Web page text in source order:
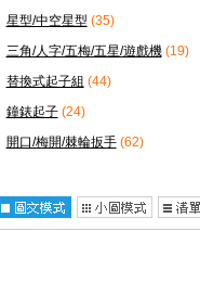
星型/中空星型 (35)
三角/人字/五梅/五星/遊戲機 (19)
替換式起子組 (44)
鐘錶起子 (24)
開口/梅開/棘輪扳手 (62)